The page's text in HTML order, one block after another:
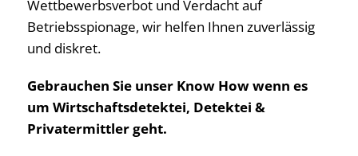
Wettbewerbsverbot und Verdacht auf
Betriebsspionage, wir helfen Ihnen zuverlässig
und diskret.
Gebrauchen Sie unser Know How wenn es
um Wirtschaftsdetektei, Detektei &
Privatermittler geht.